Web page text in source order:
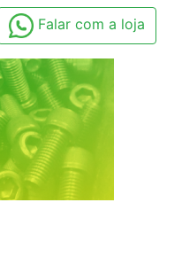
Falar com a loja